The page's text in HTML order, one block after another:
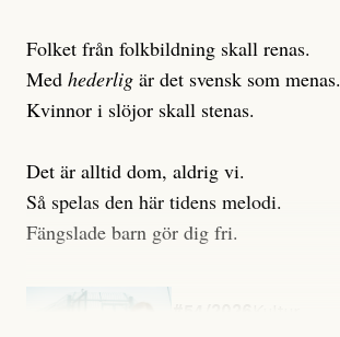
Folket från folkbildning skall renas.
Med hederlig är det svensk som menas.
Kvinnor i slöjor skall stenas.
Det är alltid dom, aldrig vi.
Så spelas den här tidens melodi.
Fängslade barn gör dig fri.